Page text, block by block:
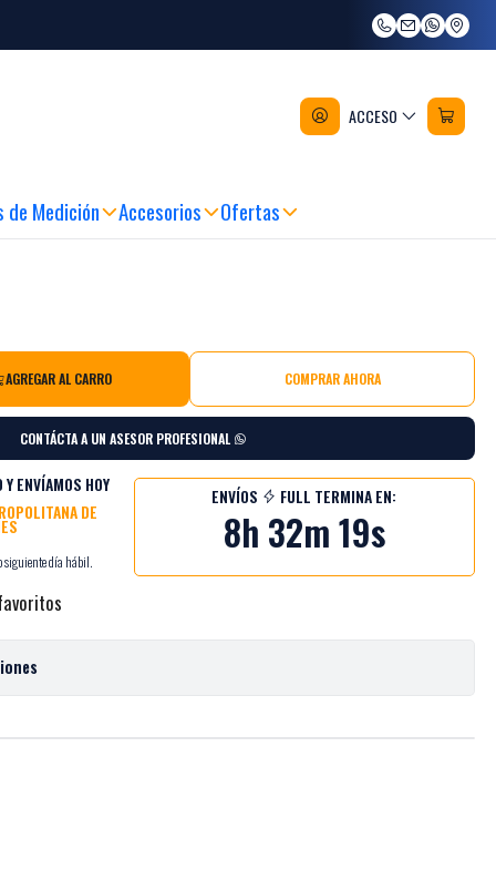
ACCESO
de Medición Accesorios Ofertas
Con Gel Dewalt Dwst590013
AGREGAR AL CARRO COMPRAR AHORA
CONTÁCTA A UN ASESOR PROFESIONAL
ENVÍAMOS HOY
DE
siguiente día hábil.
ENVÍOS FULL TERMINA EN:
8h 32m 18s